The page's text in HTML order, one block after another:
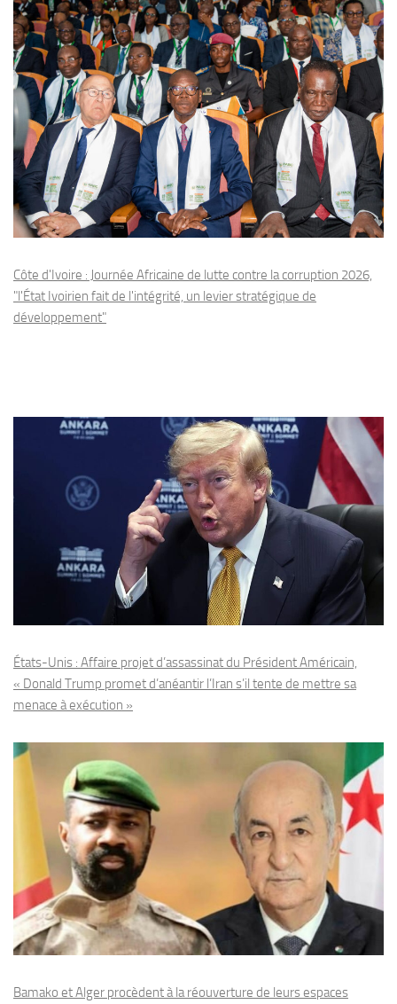
Côte d'Ivoire : Journée Africaine de lutte contre la corruption 2026,
"l'État Ivoirien fait de l'intégrité, un levier stratégique de
développement"
États-Unis : Affaire projet d’assassinat du Président Américain,
« Donald Trump promet d’anéantir l’Iran s’il tente de mettre sa
menace à exécution »
Bamako et Alger procèdent à la réouverture de leurs espaces